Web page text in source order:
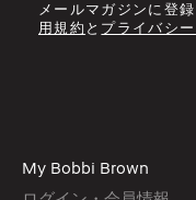
メールマガジンに登
用規約 と プライバシ
My Bobbi Brown